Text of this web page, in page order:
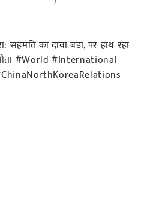
सहमति का दावा बड़ा, पर हाथ रहा
#World #International